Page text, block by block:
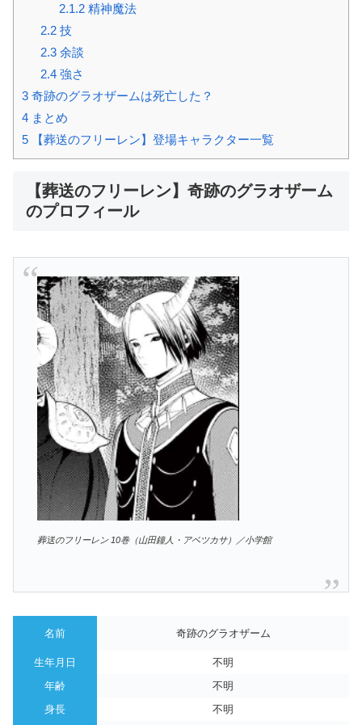
2.1.2精神魔法
2.2技
2.3余談
2.4強さ
3 奇跡のグラオザームは死亡した？
4 まとめ
5 【葬送のフリーレン】登場キャラクター一覧
【葬送のフリーレン】奇跡のグラオザーム
のプロフィール
葬送のフリーレン 10巻（山田鐘人・アベツカサ）／小学館
名前 奇跡のグラオザーム
生年月日
不明
年齢
不明
身長
不明